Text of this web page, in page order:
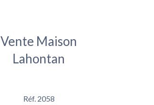
Vente Maison
Lahontan
Réf. 2058